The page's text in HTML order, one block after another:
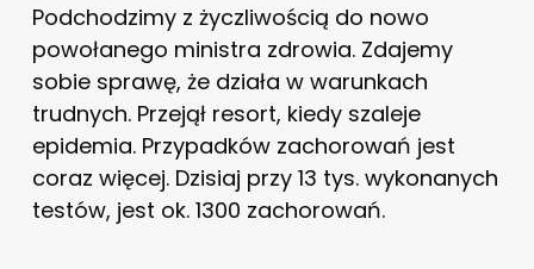
Podchodzimy z życzliwością do nowo
powołanego ministra zdrowia. Zdajemy
sobie sprawę, że działa w warunkach
trudnych. Przejął resort, kiedy szaleje
epidemia. Przypadków zachorowań jest
coraz więcej. Dzisiaj przy 13 tys. wykonanych
testów, jest ok. 1300 zachorowań.